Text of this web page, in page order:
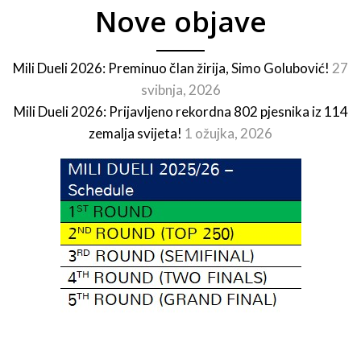
Nove objave
Mili Dueli 2026: Preminuo član žirija, Simo Golubović! 27
svibnja, 2026
Mili Dueli 2026: Prijavljeno rekordna 802 pjesnika iz 114
zemalja svijeta! 1 ožujka, 2026